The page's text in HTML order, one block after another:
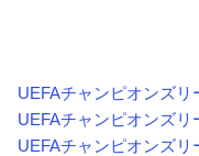
UEFAチャンピオンズ
UEFAチャンピオンズ
UEFAチャンピオンズ